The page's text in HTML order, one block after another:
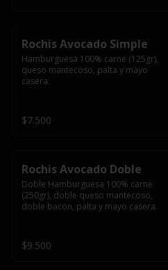
Rochis Avocado Simple
Hamburguesa 100% carne (125gr),
queso mantecoso, palta y mayo
casera.
$7.500
Rochis Avocado Doble
Doble Hamburguesa 100% carne
(250gr), doble queso mantecoso,
doble bacon, palta y mayo casera.
$9.500